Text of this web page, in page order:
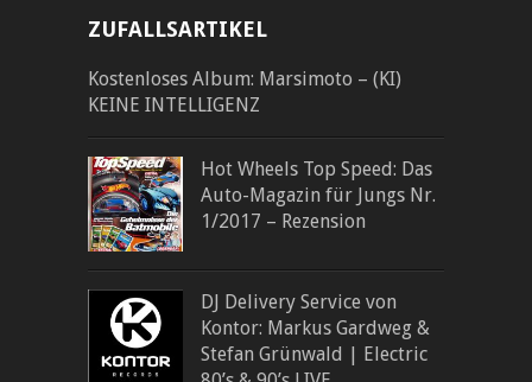
ZUFALLSARTIKEL
Kostenloses Album: Marsimoto – (KI)
KEINE INTELLIGENZ
Hot Wheels Top Speed: Das
Auto-Magazin für Jungs Nr.
1/2017 – Rezension
DJ Delivery Service von
Kontor: Markus Gardweg &
Stefan Grünwald | Electric